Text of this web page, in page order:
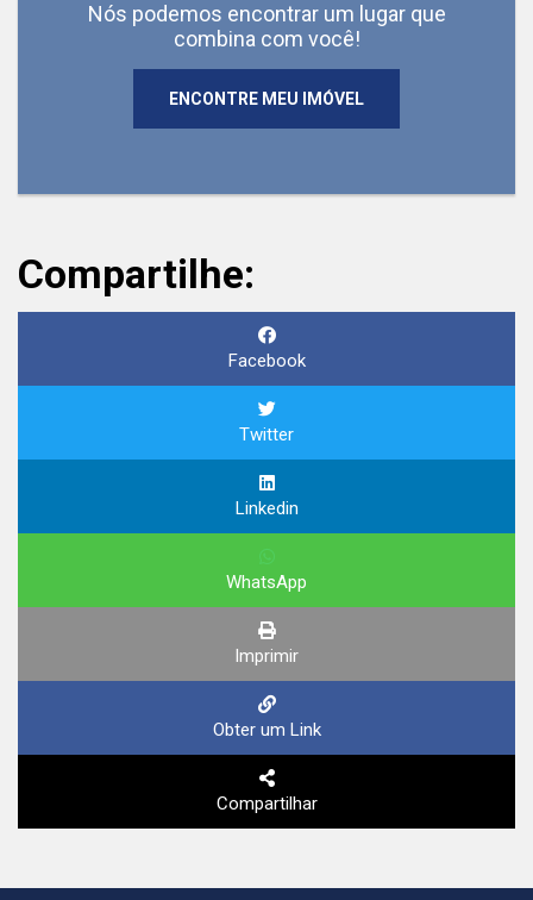
Nós podemos encontrar um lugar que
combina com você!
ENCONTRE MEU IMÓVEL
Compartilhe:
Facebook
Twitter
Linkedin
WhatsApp
Imprimir
Obter um Link
Compartilhar